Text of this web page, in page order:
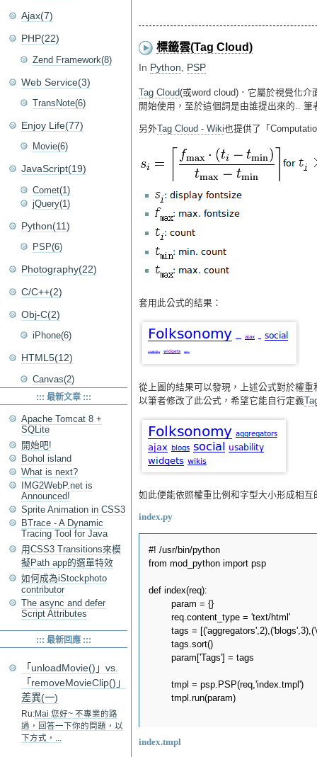
標籤雲(Tag Cloud)
In Python, PSP
Tag Cloud(或word cloud)．它屬於視覺化
開始使用，至於這個詞是由誰提出來的..
另外Tag Cloud - Wiki也提供了「
套用此公式的結果：
從上圖的結果可以發現，上述公式對於權
以筆者修改了此公式，希望它能自行定義
如此便能依照權重比例和字型大小形成相互
index.py
#! /usr/bin/python
from mod_python import psp
def index(req):
        param = {}
        req.content_type = 'text/html'
tags =
        tags.sort()
        param['Tags'] = tags
        tmpl = psp.PSP(req,'index.tmpl')
        tmpl.run(param)
index.tmpl
Ajax(7)
PHP(22)
Zend Framework(8)
Web Service(3)
TransNote(6)
Enjoy Life(77)
Movie(6)
JavaScript(19)
Comet(1)
jQuery(1)
Python(11)
PSP(6)
Photography(22)
C/C++(2)
Obj-C(2)
iPhone(6)
HTML5(12)
Canvas(2)
::: 最新文章 :::
Apache Tomcat 8 +
SQLite
開始吧!
Bohol island
What is next?
IMG2WebP.net is
Announced!
Sprite Animation in CSS3
BTrace - A Dynamic
Tracing Tool for Java
用CSS3 Transitions來模
擬Path app的選單特效
如何成為iStockphoto
contributor
The async and defer
Script Attributes
::: 最新回應 :::
「unloadMovie()」vs.
「removeMovieClip()」
差異(一)
Ru:Mai 您好~ 不專業的路
過，回答一下你的問題，以
下方式，...